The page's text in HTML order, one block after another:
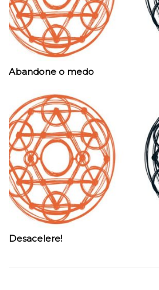
Abandone o medo
Desacelere!